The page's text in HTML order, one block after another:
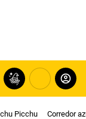
Picchu Corredor